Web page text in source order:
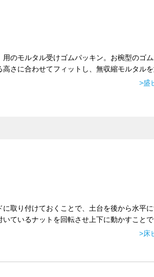
のモルタル受けゴムパッキン。お椀型のゴ
さに合わせてフィットし、無収縮モルタルを
>盛
取り付けておくことで、土台を後から水平
ているナットを回転させ上下に動かすことで
>床